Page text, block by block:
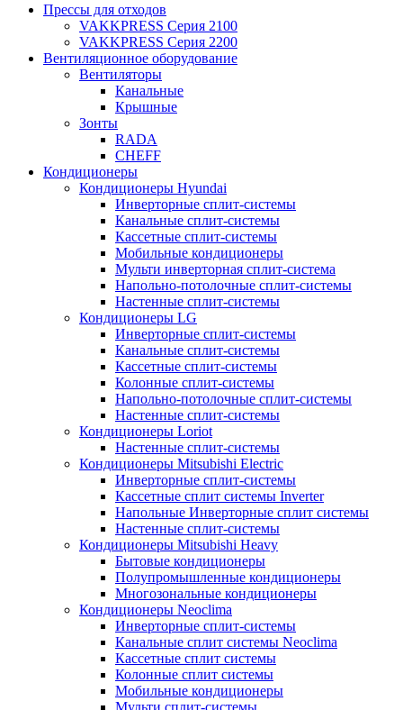
Прессы для отходов
VAKKPRESS Серия 2100
VAKKPRESS Серия 2200
Вентиляционное оборудование
Вентиляторы
Канальные
Крышные
Зонты
RADA
CHEFF
Кондиционеры
Кондиционеры Hyundai
Инверторные сплит-системы
Канальные сплит-системы
Кассетные сплит-системы
Мобильные кондиционеры
Мульти инверторная сплит-система
Напольно-потолочные сплит-системы
Настенные сплит-системы
Кондиционеры LG
Инверторные сплит-системы
Канальные сплит-системы
Кассетные сплит-системы
Колонные сплит-системы
Напольно-потолочные сплит-системы
Настенные сплит-системы
Кондиционеры Loriot
Настенные сплит-системы
Кондиционеры Mitsubishi Electric
Инверторные сплит-системы
Кассетные сплит системы Inverter
Напольные Инверторные сплит системы
Настенные сплит-системы
Кондиционеры Mitsubishi Heavy
Бытовые кондиционеры
Полупромышленные кондиционеры
Многозональные кондиционеры
Кондиционеры Neoclima
Инверторные сплит-системы
Канальные сплит системы Neoclima
Кассетные сплит системы
Колонные сплит системы
Мобильные кондиционеры
Мульти сплит-системы